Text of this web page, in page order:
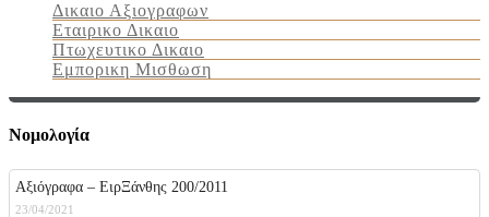
Δικαιο Αξιογραφων
Εταιρικο Δικαιο
Πτωχευτικο Δικαιο
Εμπορικη Μισθωση
Νομολογία
Αξιόγραφα – ΕιρΞάνθης 200/2011
23/04/2021